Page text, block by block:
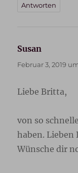
Antworten
Susan
Februar 3, 2019
Liebe Britta,
von so
haben. Lieben
Wünsche dir